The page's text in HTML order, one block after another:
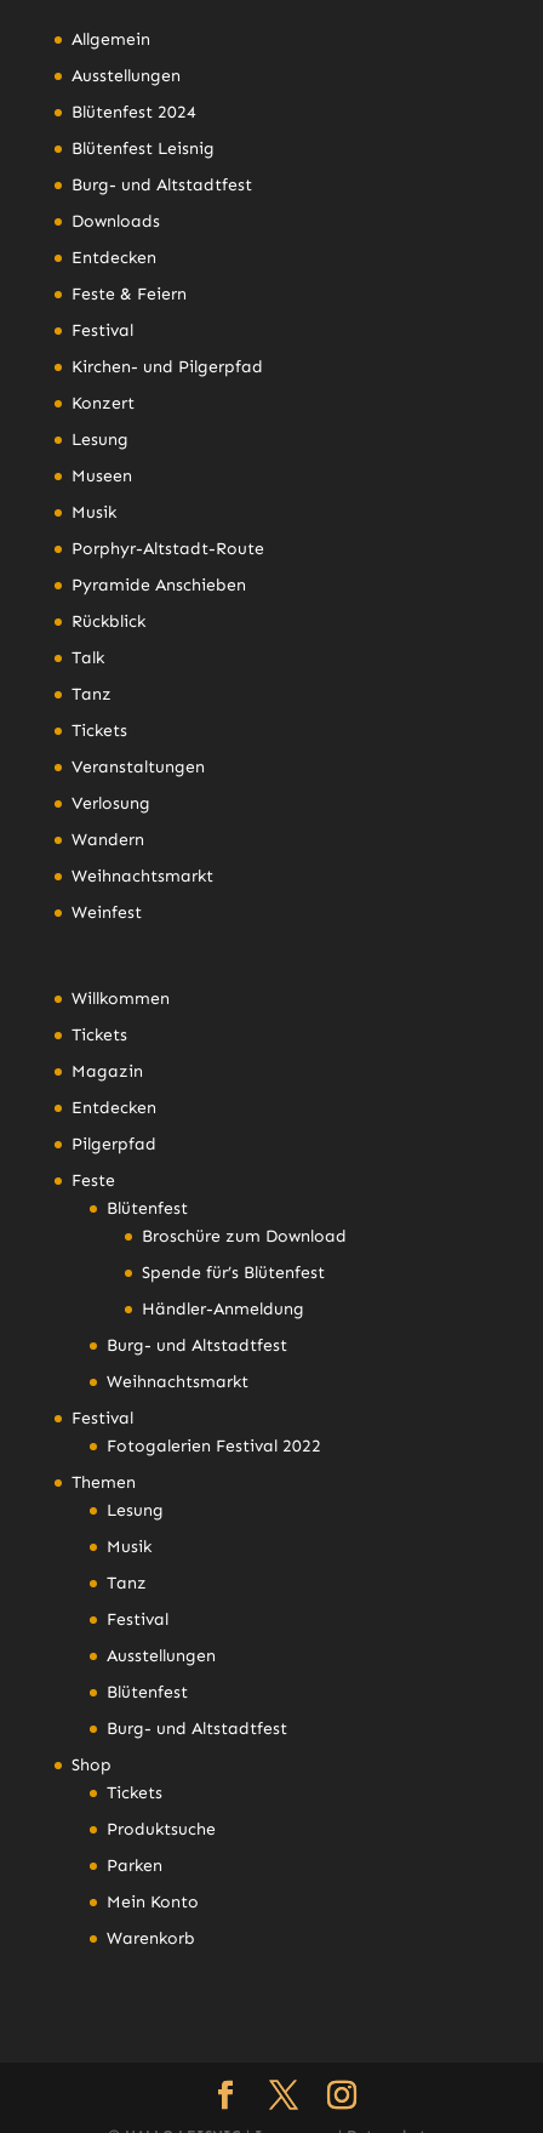
Allgemein
Ausstellungen
Blütenfest 2024
Blütenfest Leisnig
Burg- und Altstadtfest
Downloads
Entdecken
Feste & Feiern
Festival
Kirchen- und Pilgerpfad
Konzert
Lesung
Museen
Musik
Porphyr-Altstadt-Route
Pyramide Anschieben
Rückblick
Talk
Tanz
Tickets
Veranstaltungen
Verlosung
Wandern
Weihnachtsmarkt
Weinfest
Willkommen
Tickets
Magazin
Entdecken
Pilgerpfad
Feste
Blütenfest
Broschüre zum Download
Spende für’s Blütenfest
Händler-Anmeldung
Burg- und Altstadtfest
Weihnachtsmarkt
Festival
Fotogalerien Festival 2022
Themen
Lesung
Musik
Tanz
Festival
Ausstellungen
Blütenfest
Burg- und Altstadtfest
Shop
Tickets
Produktsuche
Parken
Mein Konto
Warenkorb